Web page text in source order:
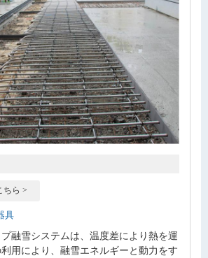
ちら >
具
融雪システムは、温度差により熱を運
用により、融雪エネルギーと動力をす